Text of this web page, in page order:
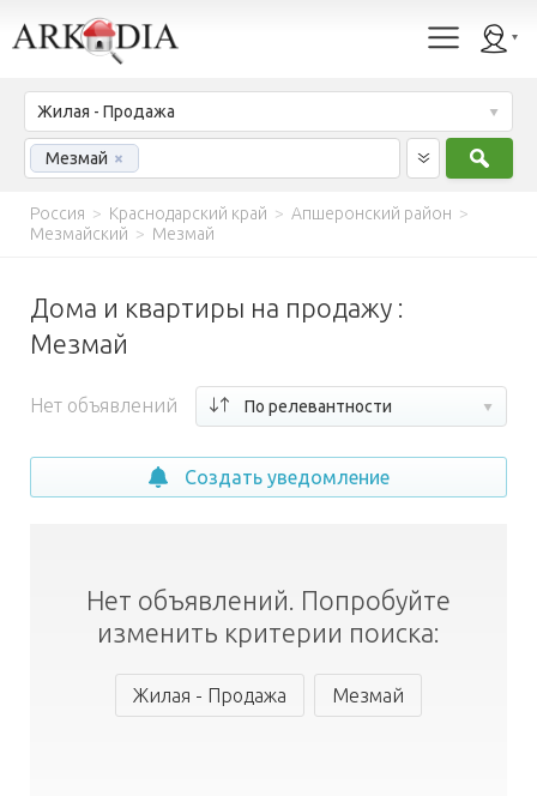
Жилая - Продажа
Мезмай ×
Россия > Краснодарский край > Апшеронский район >
Мезмайский > Мезмай
Дома и квартиры на продажу :
Мезмай
Нет объявлений По релевантности
Создать уведомление
Нет объявлений. Попробуйте
изменить критерии поиска:
Жилая - Продажа Мезмай